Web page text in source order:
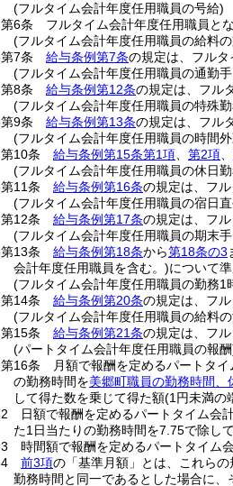
(フルタイム会計年度任用職員の号給)
第6条
フルタイム会計年度任用職員と
(フルタイム会計年度任用職員の給料
第7条
給与条例第7条の規定は、フルタ
(フルタイム会計年度任用職員の通勤
第8条
給与条例第12条の規定は、フル
(フルタイム会計年度任用職員の特殊
第9条
給与条例第13条の規定は、フル
(フルタイム会計年度任用職員の時間
第10条
給与条例第15条第1項 第2項
(フルタイム会計年度任用職員の休日
第11条
給与条例第16条の規定は、フ
(フルタイム会計年度任用職員の宿日
第12条
給与条例第17条の規定は、フ
(フルタイム会計年度任用職員の期末
第13条
給与条例第18条から第18条の3
会計年度任用職員を含む。)について準
(フルタイム会計年度任用職員の勤務1
第14条
給与条例第20条の規定は、フ
(フルタイム会計年度任用職員の給料
第15条
給与条例第21条の規定は、フ
(パートタイム会計年度任用職員の報
第16条
月額で報酬を定めるパートタ
の勤務時間を美郷町職員の勤務時間、
して得た数を乗じて得た額(1円未満の
2
日額で報酬を定めるパートタイム会
た1日当たりの勤務時間を7.75で除し
3
時間額で報酬を定めるパートタイム
4
前3項の「基準月額」とは、これら
勤務時間と同一であるとした場合に